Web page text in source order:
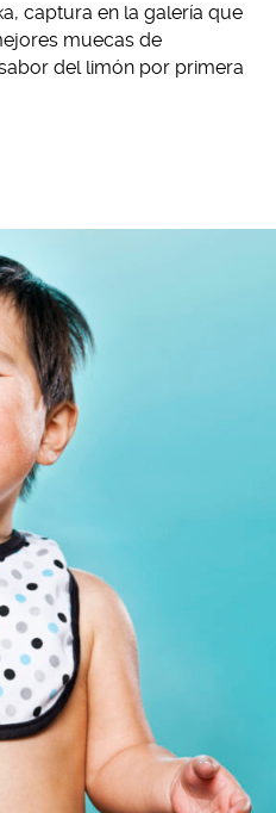
captura en la galería que
muecas de
del limón por primera